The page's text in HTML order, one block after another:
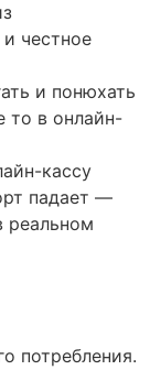
честное
и понюхать
то в онлайн-
кассу
падает —
реальном
потребления.